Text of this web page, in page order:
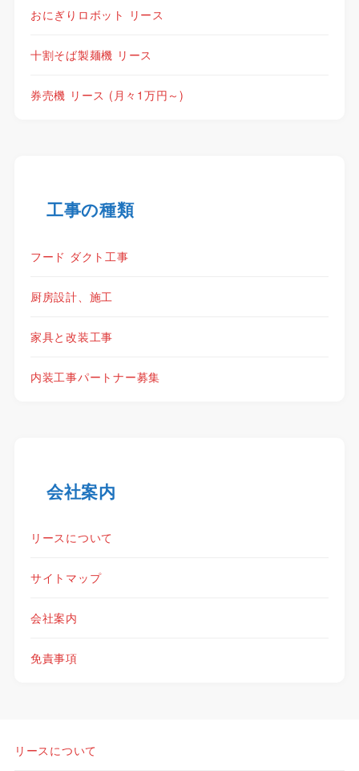
おにぎりロボット リース
十割そば製麺機 リース
券売機 リース (月々1万円～)
工事の種類
フード ダクト工事
厨房設計、施工
家具と改装工事
内装工事パートナー募集
会社案内
リースについて
サイトマップ
会社案内
免責事項
リースについて